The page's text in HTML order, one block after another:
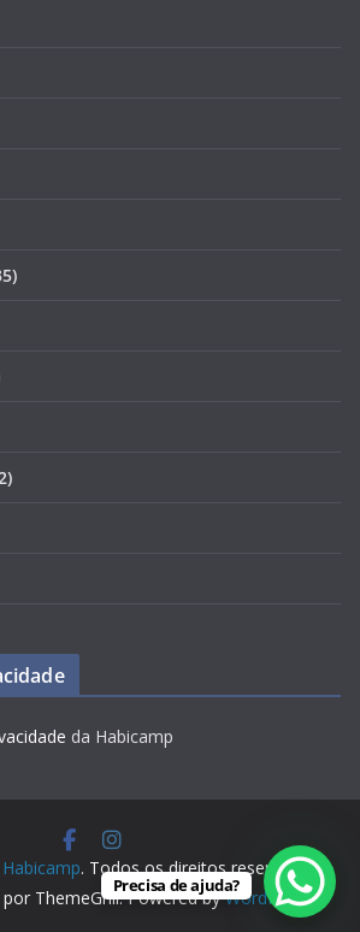
da Habicamp
Habicamp. Todos os direitos reservados.
ThemeGrill. Powered byWordPress.
Precisa de ajuda?